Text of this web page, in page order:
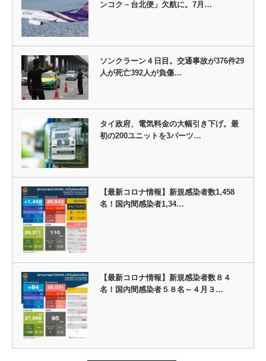
ンコク－台北便」欠航に。7月…
ソンクラーン４日目。交通事故が376件29
人が死亡392人が負傷…
タイ政府、電気料金の大幅引き下げ。最
初の200ユニットを3バーツ…
【最新コロナ情報】新規感染者数1,458
名！国内間感染者1,34…
【最新コロナ情報】新規感染者数８４
名！国内間感染者５８名～４月３…